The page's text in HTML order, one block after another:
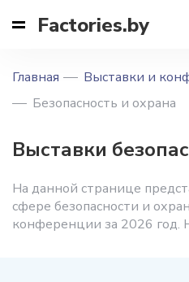
Factories.by
Главная
Выставки и
Безопасность и охрана
Выставки
На данной странице
сфере безопасности и
конференции за 2026 год.